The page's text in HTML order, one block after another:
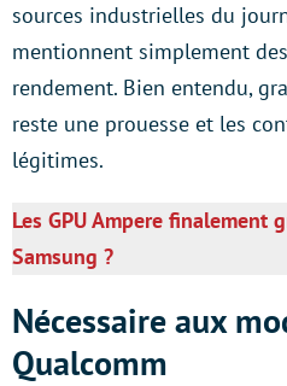
sources industrielles du
mentionnent simplement
rendement. Bien entendu,
reste une prouesse et les
légitimes.
Les GPU Ampere finalement
Samsung ?
Nécessaire aux
Qualcomm